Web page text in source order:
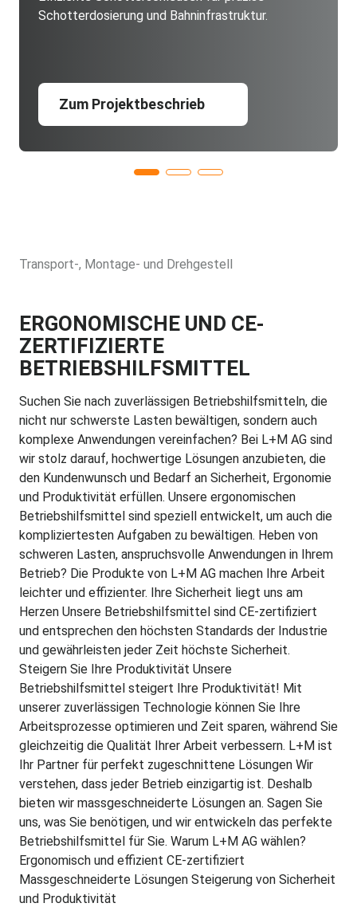
Schotterdosierung und Bahninfrastruktur.
Zum Projektbeschrieb
Transport-, Montage- und Drehgestell
ERGONOMISCHE UND CE-
ZERTIFIZIERTE
BETRIEBSHILFSMITTEL
Suchen Sie nach zuverlässigen Betriebshilfsmitteln, die
nicht nur schwerste Lasten bewältigen, sondern auch
komplexe Anwendungen vereinfachen? Bei L+M AG sind
wir stolz darauf, hochwertige Lösungen anzubieten, die
den Kundenwunsch und Bedarf an Sicherheit, Ergonomie
und Produktivität erfüllen. Unsere ergonomischen
Betriebshilfsmittel sind speziell entwickelt, um auch die
kompliziertesten Aufgaben zu bewältigen. Heben von
schweren Lasten, anspruchsvolle Anwendungen in Ihrem
Betrieb? Die Produkte von L+M AG machen Ihre Arbeit
leichter und effizienter. Ihre Sicherheit liegt uns am
Herzen Unsere Betriebshilfsmittel sind CE-zertifiziert
und entsprechen den höchsten Standards der Industrie
und gewährleisten jeder Zeit höchste Sicherheit.
Steigern Sie Ihre Produktivität Unsere
Betriebshilfsmittel steigert Ihre Produktivität! Mit
unserer zuverlässigen Technologie können Sie Ihre
Arbeitsprozesse optimieren und Zeit sparen, während Sie
gleichzeitig die Qualität Ihrer Arbeit verbessern. L+M ist
Ihr Partner für perfekt zugeschnittene Lösungen Wir
verstehen, dass jeder Betrieb einzigartig ist. Deshalb
bieten wir massgeschneiderte Lösungen an. Sagen Sie
uns, was Sie benötigen, und wir entwickeln das perfekte
Betriebshilfsmittel für Sie. Warum L+M AG wählen?
Ergonomisch und effizient CE-zertifiziert
Massgeschneiderte Lösungen Steigerung von Sicherheit
und Produktivität